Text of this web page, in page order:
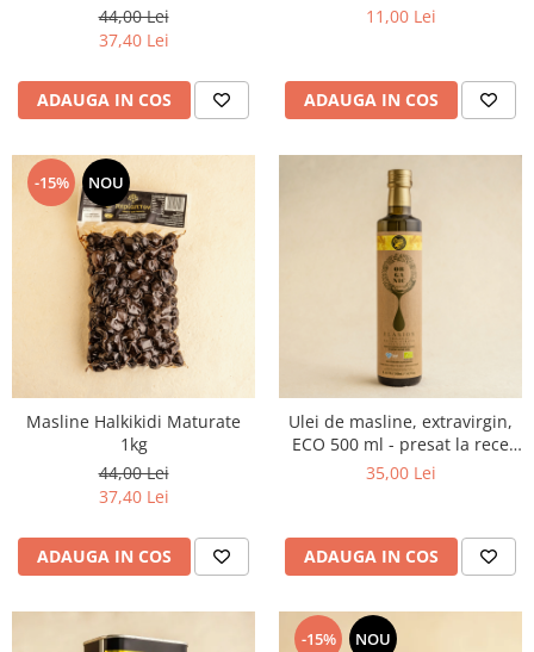
44,00 Lei
37,40 Lei
ADAUGA IN COS
11,00 Lei
ADAUGA IN COS
-15% NOU
Masline Halkikidi Maturate
1kg
44,00 Lei
37,40 Lei
ADAUGA IN COS
Ulei de masline, extravirgin,
ECO 500 ml - presat la rece
RECOLTA NOUA
35,00 Lei
ADAUGA IN COS
-15% NOU